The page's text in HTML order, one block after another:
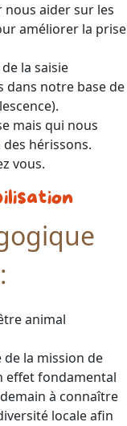
nous aider sur les
améliorer la prise
la saisie
notre base de
mais qui nous
hérissons.
vous.
animal
la mission de
effet fondamental
à connaître
locale afin